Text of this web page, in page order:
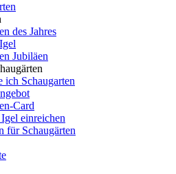
des Jahres
Jubiläen
ich Schaugarten
Card
einreichen
für Schaugärten